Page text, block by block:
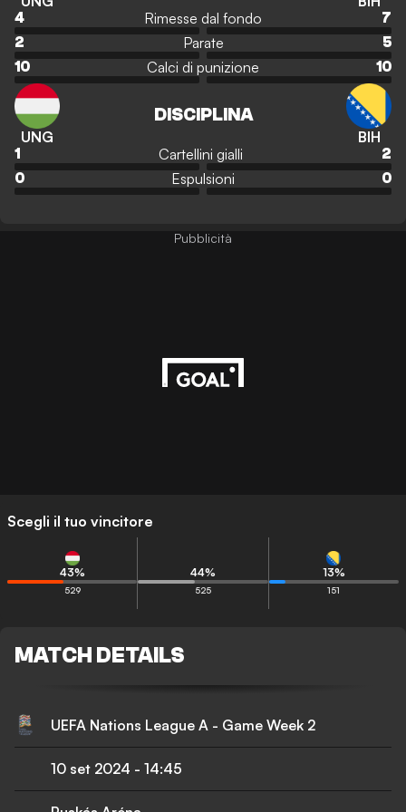
4 Rimesse dal fondo
7
2
Parate
5
10
Calci di punizione 10
UNG
DISCIPLINA
BIH
1 Cartellini gialli
2
0
Espulsioni 0
Scegli il tuo vincitore
43%
529
44%
525
13%
151
MATCH DETAILS
UEFA Nations League A - Game Week 2
10 set 2024 - 14:45
Pubblicità